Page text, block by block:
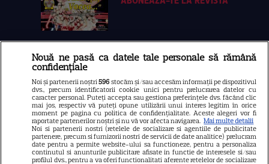
Libertatea
Libertatea pentru femei
GSP
Știri mondene
Avantaje
Elle
Nouă ne pasă ca datele tale personale să rămână
confidențiale
Noi și partenerii noștri596 stocăm și/sau accesăm informații pe dispozitivul
dvs., precum identificatorii cookie unici pentru prelucrarea datelor cu
caracter personal. Puteți accepta sau gestiona preferințele dvs. făcând clic
mai jos, respectiv vă puteți opune utilizării unui interes legitim în orice
moment pe pagina cu politica de confidențialitate. Aceste alegeri vor fi
raportate partenerilor noștri și nu vă vor afecta navigarea. Mai multe detalii
Noi si partenerii nostri (retelele de socializare si agentiile de publicitate
partenere, precum si furnizorii nostri de servicii de date analitice) prelucram
date pentru a permite website-ului sa functioneze, pentru a personaliza
continutul si anunturile publicitare afisate in functie de interesele si/sau
profilul dvs., pentru a va oferi functionalitati aferente retelelor de socializare